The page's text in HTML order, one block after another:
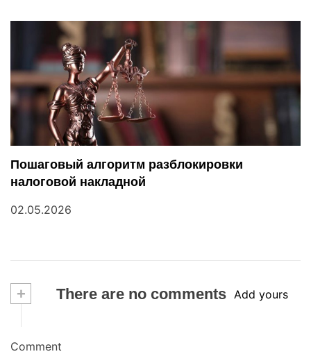
Пошаговый алгоритм разблокировки
налоговой накладной
02.05.2026
+ There are no comments Add yours
Comment